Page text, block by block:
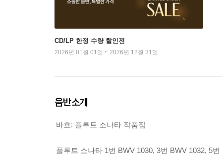
CD/LP 한정 수량 할인전
2026년 01월 01일 ~ 2026년 12월 31일
음반소개
바흐: 플루트 소나타 작품집
플루트 소나타 1번 BWV 1030, 3번 BWV 1032, 5